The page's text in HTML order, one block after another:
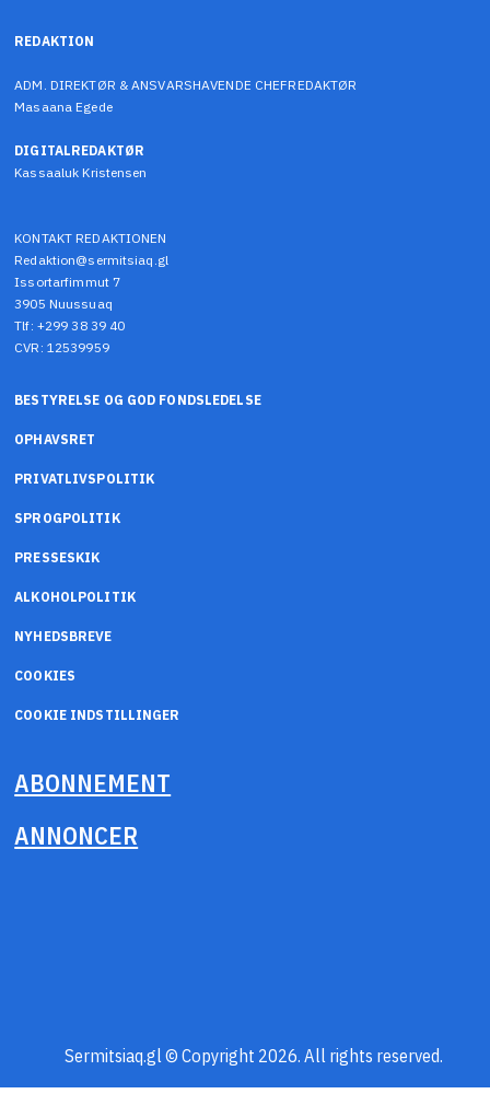
REDAKTION
ADM. DIREKTØR & ANSVARSHAVENDE CHEFREDAKTØR
Masaana Egede
DIGITALREDAKTØR
Kassaaluk Kristensen
KONTAKT REDAKTIONEN
Redaktion@sermitsiaq.gl
Issortarfimmut 7
3905 Nuussuaq
Tlf: +299 38 39 40
CVR: 12539959
BESTYRELSE OG GOD FONDSLEDELSE
OPHAVSRET
PRIVATLIVSPOLITIK
SPROGPOLITIK
PRESSESKIK
ALKOHOLPOLITIK
NYHEDSBREVE
COOKIES
COOKIE INDSTILLINGER
ABONNEMENT
ANNONCER
Sermitsiaq.gl © Copyright 2026. All rights reserved.